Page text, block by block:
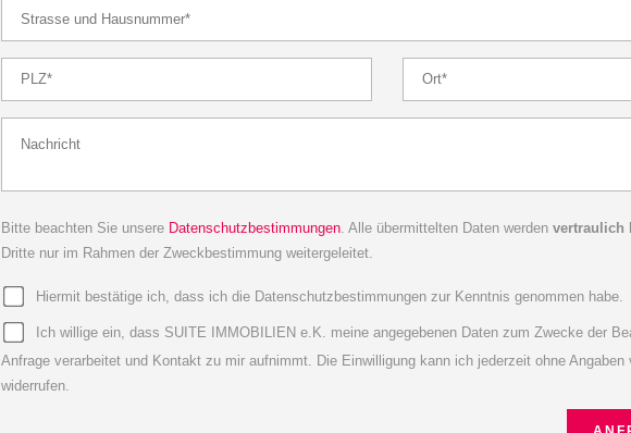
Bitte beachten Sie unsere Datenschutzbestimmungen. Alle übermittelten Daten werden vertraulich
Dritte nur im Rahmen der Zweckbestimmung weitergeleitet.
Hiermit bestätige ich, dass ich die Datenschutzbestimmungen zur Kenntnis genommen habe.
Ich willige ein, dass SUITE IMMOBILIEN e.K. meine angegebenen Daten zum Zwecke der
Anfrage verarbeitet und Kontakt zu mir aufnimmt. Die Einwilligung kann ich jederzeit ohne Angaben
widerrufen.